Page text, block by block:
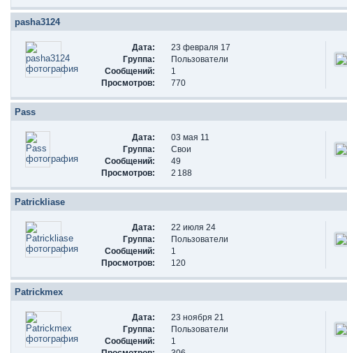
pasha3124
Дата:
23 февраля 17
Группа:
Пользователи
Сообщений:
1
Просмотров:
770
Pass
Дата:
03 мая 11
Группа:
Свои
Сообщений:
49
Просмотров:
2 188
Patrickliase
Дата:
22 июля 24
Группа:
Пользователи
Сообщений:
1
Просмотров:
120
Patrickmex
Дата:
23 ноября 21
Группа:
Пользователи
Сообщений:
1